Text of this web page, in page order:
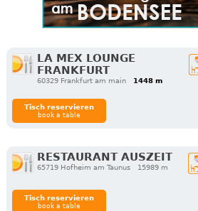
LA MEX LOUNGE
FRANKFURT
60329 Frankfurt am main
1448 m
Tisch reservieren
book a table
RESTAURANT AUSZEIT
65719 Hofheim am Taunus
15989 m
Tisch reservieren
book a table